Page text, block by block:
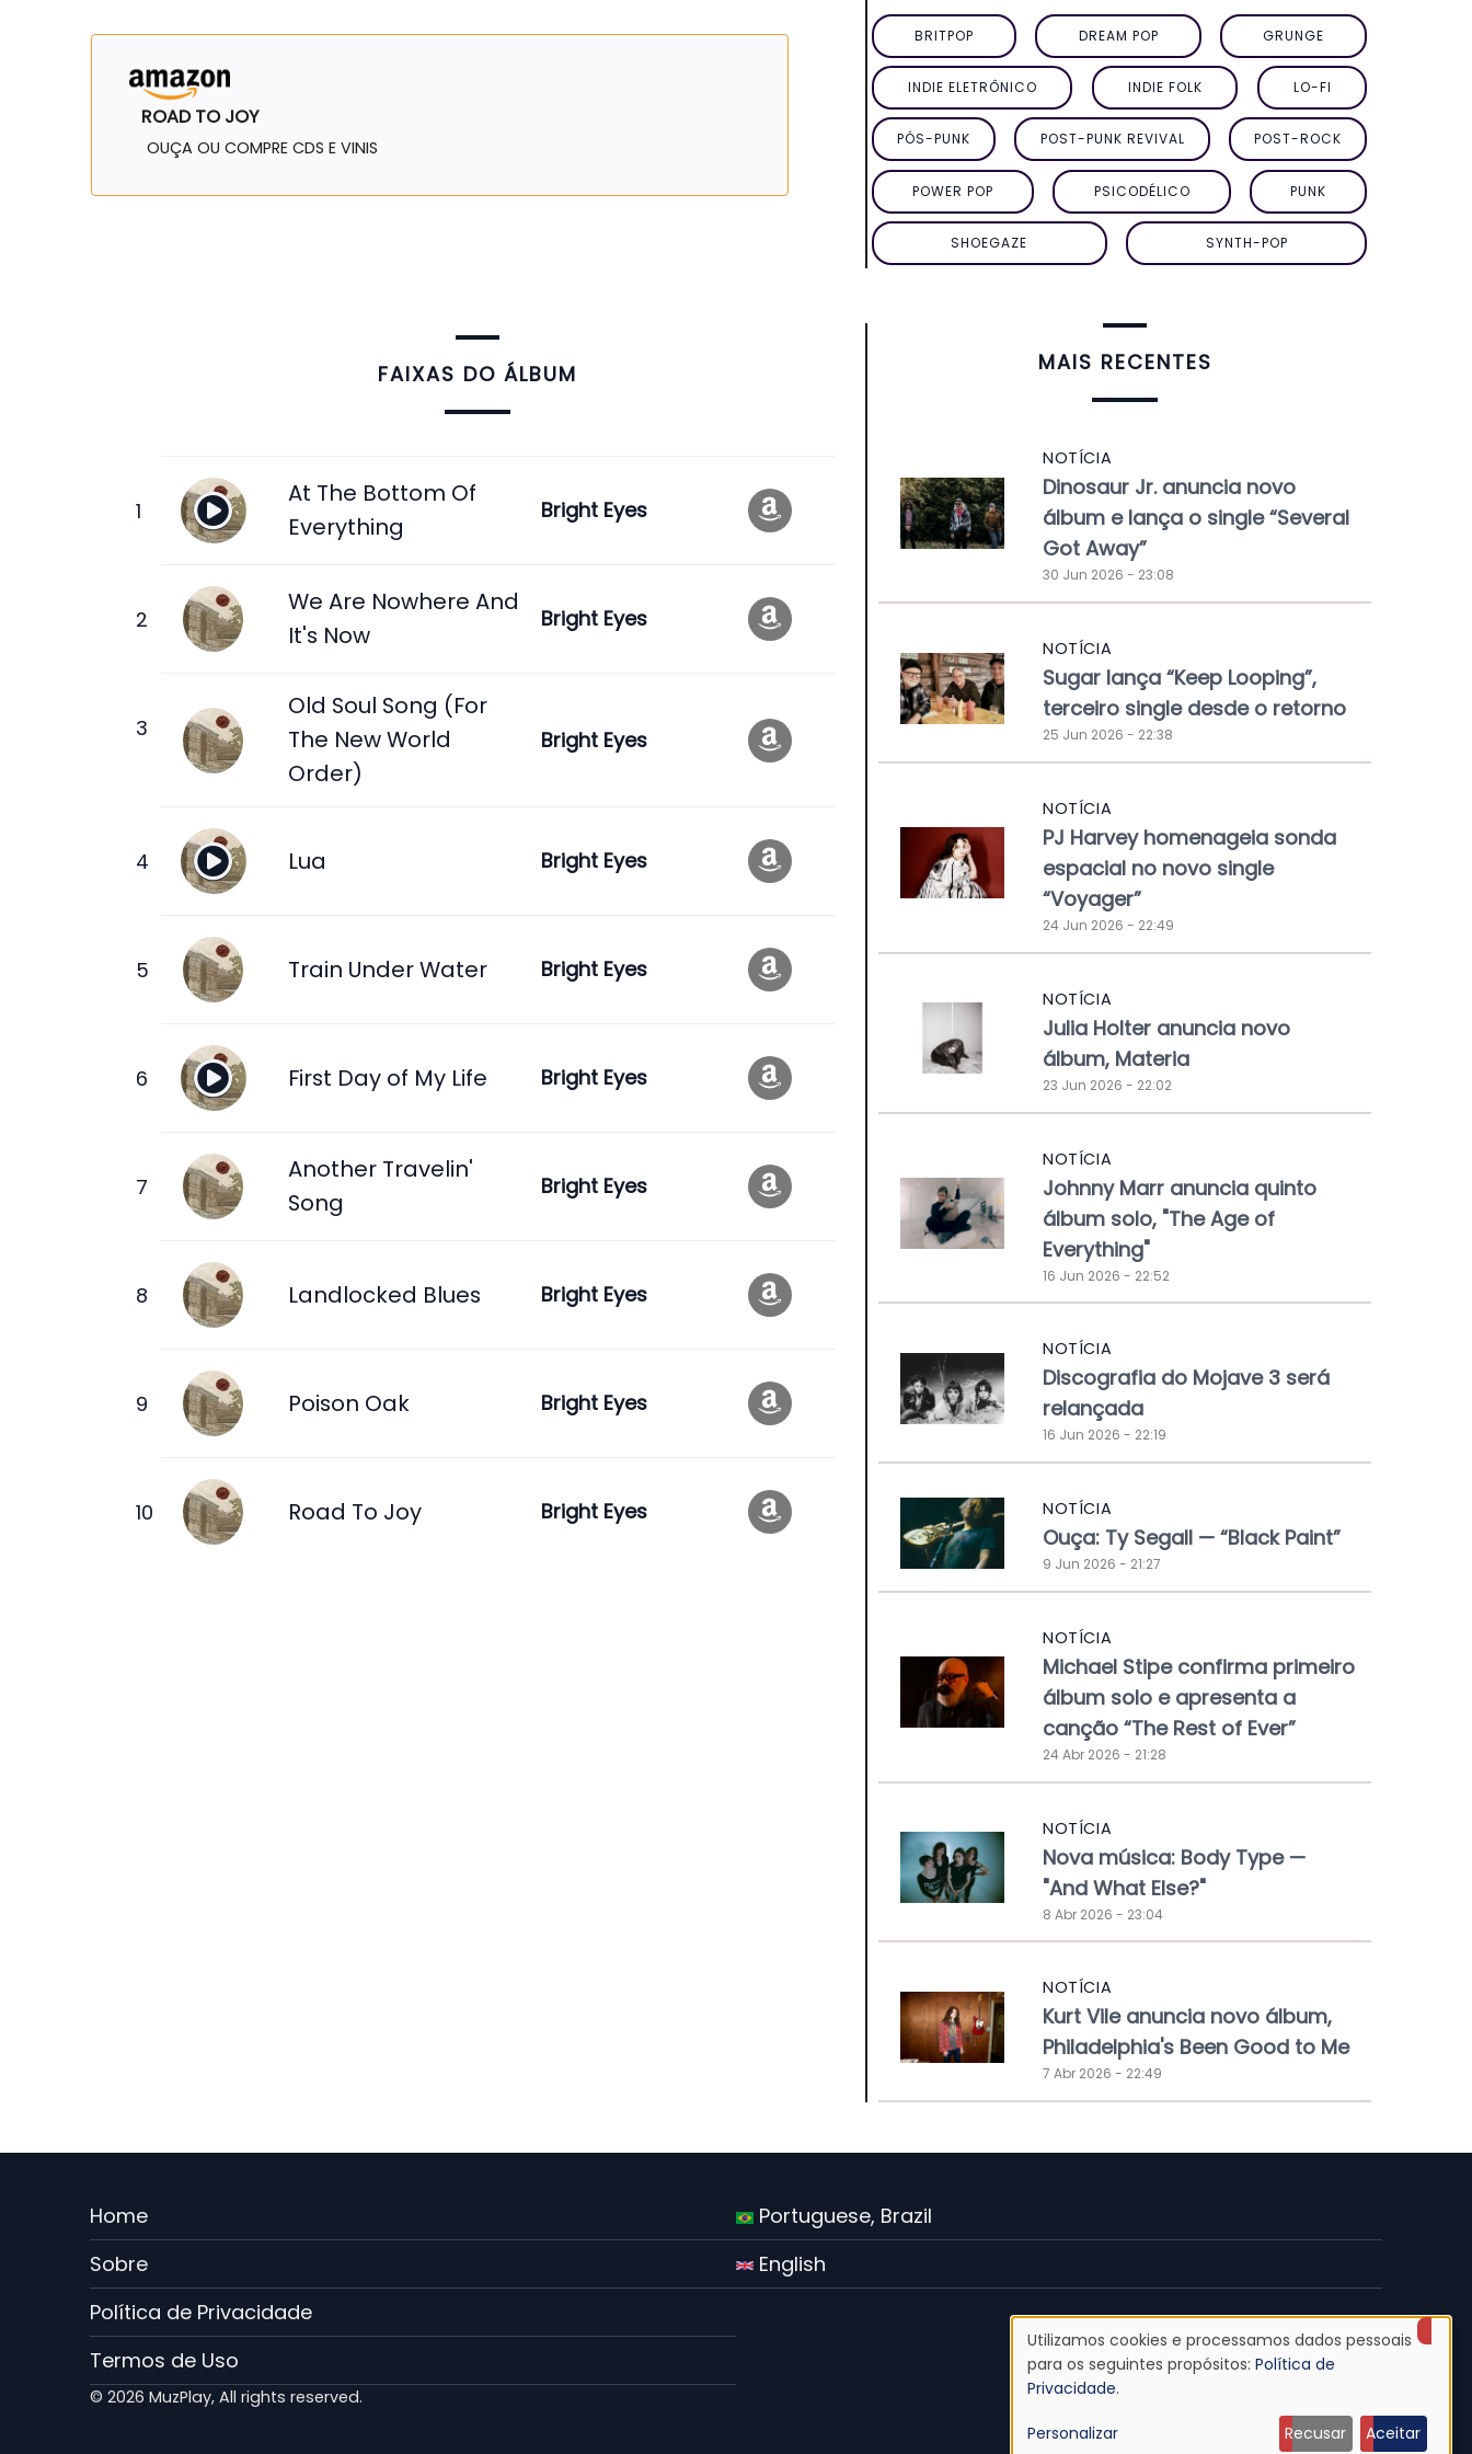
ROAD TO JOY
OUÇA OU COMPRE CDS E VINIS
FAIXAS DO ÁLBUM
At The Bottom Of
Everything
Bright Eyes
We Are Nowhere And
It's Now
Bright Eyes
Old Soul Song (For
The New World
Order)
Bright Eyes
Lua Bright Eyes
Train Under Water Bright Eyes
First Day of My Life Bright Eyes
Another Travelin'
Song
Bright Eyes
Landlocked Blues Bright Eyes
Poison Oak Bright Eyes
Road To Joy Bright Eyes
BRITPOP DREAM POP GRUNGE
INDIE ELETRÔNICO INDIE FOLK LO-FI
PÓS-PUNK POST-PUNK REVIVAL POST-ROCK
POWER POP PSICODÉLICO PUNK
SHOEGAZE SYNTH-POP
MAIS RECENTES
NOTÍCIA
Dinosaur Jr. anuncia novo
álbum e lança o single “Several
Got Away”
30 Jun 2026 - 23:08
NOTÍCIA
Sugar lança “Keep Looping”,
terceiro single desde o retorno
25 Jun 2026 - 22:38
NOTÍCIA
PJ Harvey homenageia sonda
espacial no novo single
“Voyager”
24 Jun 2026 - 22:49
NOTÍCIA
Julia Holter anuncia novo
álbum, Materia
23 Jun 2026 - 22:02
NOTÍCIA
Johnny Marr anuncia quinto
álbum solo, "The Age of
Everything"
16 Jun 2026 - 22:52
NOTÍCIA
Discografia do Mojave 3 será
relançada
16 Jun 2026 - 22:19
NOTÍCIA
Ouça: Ty Segall — “Black Paint”
9 Jun 2026 - 21:27
NOTÍCIA
Michael Stipe confirma primeiro
álbum solo e apresenta a
canção “The Rest of Ever”
24 Abr 2026 - 21:28
NOTÍCIA
Nova música: Body Type —
"And What Else?"
8 Abr 2026 - 23:04
NOTÍCIA
Kurt Vile anuncia novo álbum,
Philadelphia's Been Good to Me
7 Abr 2026 - 22:49
Menu
Rodape
PT
Home
Sobre
Política de Privacidade
Termos de Uso
Portuguese, Brazil
English
© 2026 MuzPlay, All rights reserved.
Uso
de
Utilizamos cookies e processamos dados pessoais
para os seguintes propósitos: Política de
Privacidade.
Personalizar Recusar Aceitar